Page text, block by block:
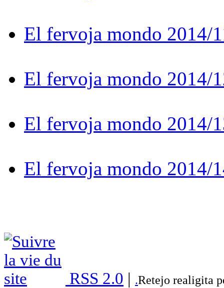
El fervoja mondo 2014/
El fervoja mondo 2014/
El fervoja mondo 2014/
El fervoja mondo 2014/
RSS 2.0 | .Retejo realigita